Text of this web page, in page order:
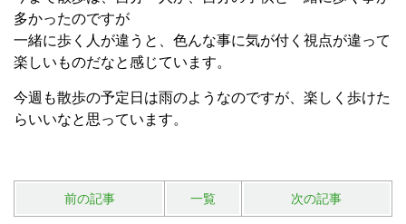
多かったのですが
一緒に歩く人が違うと、色んな事に気が付く視点が違って
楽しいものだなと感じています。
今週も散歩の予定日は雨のようなのですが、楽しく歩けた
らいいなと思っています。
前の記事 一覧 次の記事